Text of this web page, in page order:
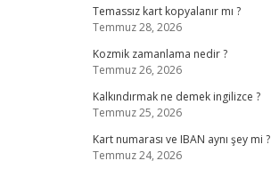
Temassız kart kopyalanır mı ?
Temmuz 28, 2026
Kozmik zamanlama nedir ?
Temmuz 26, 2026
Kalkındırmak ne demek ingilizce ?
Temmuz 25, 2026
Kart numarası ve IBAN aynı şey mi ?
Temmuz 24, 2026